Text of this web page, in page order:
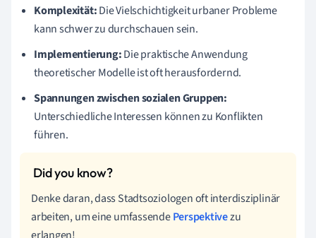
Komplexität:Die Vielschichtigkeit urbaner Probleme
kann schwer zu durchschauen sein.
Implementierung:Die praktische Anwendung
theoretischer Modelle ist oft herausfordernd.
Spannungen zwischen sozialen Gruppen:
Unterschiedliche Interessen können zu Konflikten
führen.
Denke daran, dass Stadtsoziologen oft interdisziplinär
arbeiten, um eine umfassendePerspektivezu
erlangen!